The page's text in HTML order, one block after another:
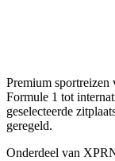
Premium sportreizen
Formule 1 tot
geselecteerde
geregeld.
Onderdeel van